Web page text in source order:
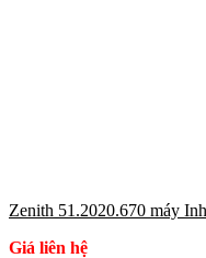
Zenith 51.2020.670 máy
Giá liên hệ